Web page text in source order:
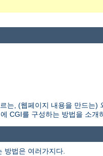
, (웹페이지 내용을 만드는)
CGI를 구성하는 방법을 소개
방법은 여러가지다.